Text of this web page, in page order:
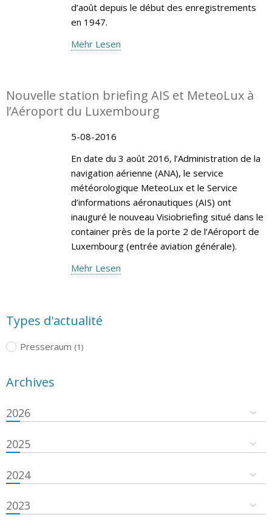
d’août depuis le début des enregistrements
en 1947.
Mehr Lesen
Nouvelle station briefing AIS et MeteoLux à
l’Aéroport du Luxembourg
5-08-2016
En date du 3 août 2016, l’Administration de la
navigation aérienne (ANA), le service
météorologique MeteoLux et le Service
d’informations aéronautiques (AIS) ont
inauguré le nouveau Visiobriefing situé dans le
container près de la porte 2 de l’Aéroport de
Luxembourg (entrée aviation générale).
Mehr Lesen
Types d'actualité
Presseraum (1)
Archives
2026
2025
2024
2023